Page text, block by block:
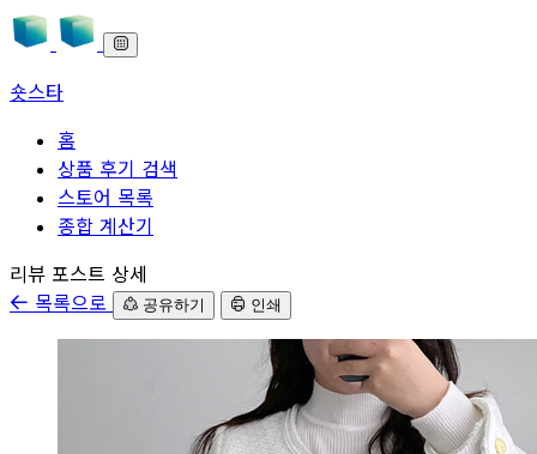
숏스타
홈
상품 후기 검색
스토어 목록
종합 계산기
본문으로 바로가기
리뷰 포스트 상세
목록으로
공유하기 인쇄